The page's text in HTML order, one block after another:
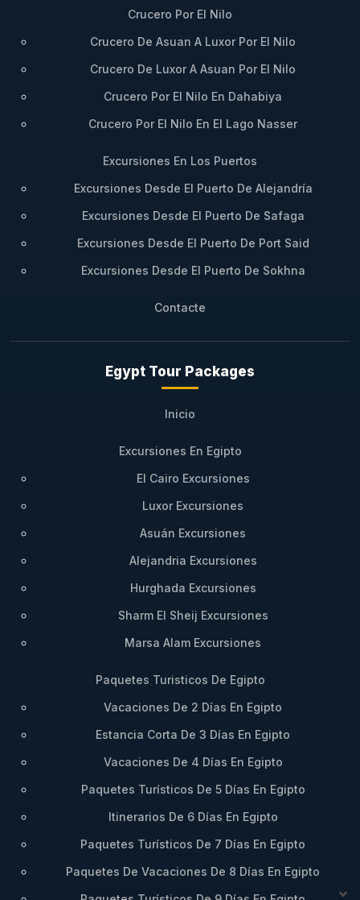
Crucero Por El Nilo
Crucero De Asuan A Luxor Por El Nilo
Crucero De Luxor A Asuan Por El Nilo
Crucero Por El Nilo En Dahabiya
Crucero Por El Nilo En El Lago Nasser
Excursiones En Los Puertos
Excursiones Desde El Puerto De Alejandría
Excursiones Desde El Puerto De Safaga
Excursiones Desde El Puerto De Port Said
Excursiones Desde El Puerto De Sokhna
Contacte
Egypt Tour Packages
Inicio
Excursiones En Egipto
El Cairo Excursiones
Luxor Excursiones
Asuán Excursiones
Alejandria Excursiones
Hurghada Excursiones
Sharm El Sheij Excursiones
Marsa Alam Excursiones
Paquetes Turisticos De Egipto
Vacaciones De 2 Días En Egipto
Estancia Corta De 3 Días En Egipto
Vacaciones De 4 Días En Egipto
Paquetes Turísticos De 5 Días En Egipto
Itinerarios De 6 Días En Egipto
Paquetes Turísticos De 7 Días En Egipto
Paquetes De Vacaciones De 8 Días En Egipto